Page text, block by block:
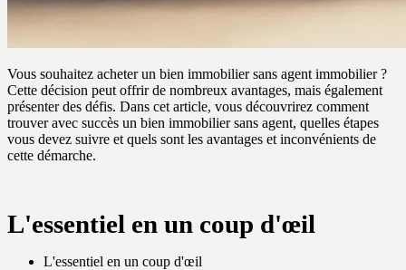
Vous souhaitez acheter un bien immobilier sans agent immobilier ?
Cette décision peut offrir de nombreux avantages, mais également
présenter des défis. Dans cet article, vous découvrirez comment
trouver avec succès un bien immobilier sans agent, quelles étapes
vous devez suivre et quels sont les avantages et inconvénients de
cette démarche.
L'essentiel en un coup d'œil
L'essentiel en un coup d'œil